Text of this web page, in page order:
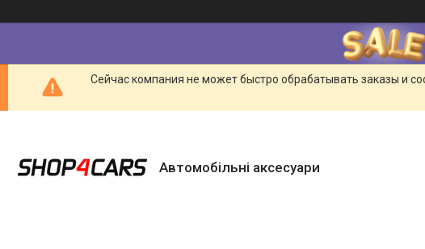
Сейчас компания не может быстро обрабатывать заказы и
Автомобільні аксесуари